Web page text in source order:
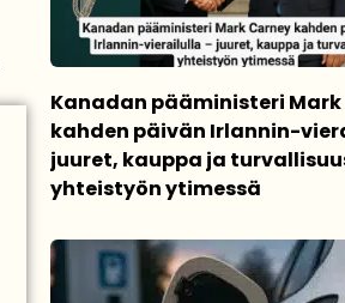
Kanadan pääministeri Mark
kahden päivän Irlannin-
juuret, kauppa ja
yhteistyön ytimessä